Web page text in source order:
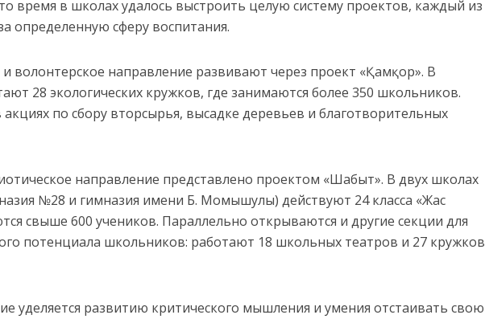
время в школах удалось выстроить целую систему проектов, каждый из
определенную сферу воспитания.
и волонтерское направление развивают через проект «Қамқор». В
28 экологических кружков, где занимаются более 350 школьников.
акциях по сбору вторсырья, высадке деревьев и благотворительных
направление представлено проектом «Шабыт». В двух школах
№28 и гимназия имени Б. Момышулы) действуют 24 класса «Жас
свыше 600 учеников. Параллельно открываются и другие секции для
потенциала школьников: работают 18 школьных театров и 27 кружков
уделяется развитию критического мышления и умения отстаивать свою